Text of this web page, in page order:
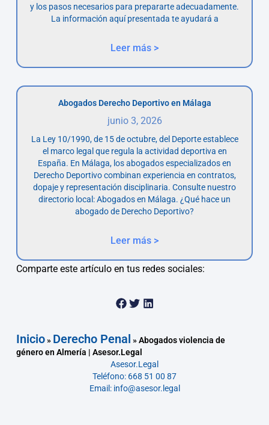
y los pasos necesarios para prepararte adecuadamente.
La información aquí presentada te ayudará a
Leer más >
Abogados Derecho Deportivo en Málaga
junio 3, 2026
La Ley 10/1990, de 15 de octubre, del Deporte establece
el marco legal que regula la actividad deportiva en
España. En Málaga, los abogados especializados en
Derecho Deportivo combinan experiencia en contratos,
dopaje y representación disciplinaria. Consulte nuestro
directorio local: Abogados en Málaga. ¿Qué hace un
abogado de Derecho Deportivo?
Leer más >
Comparte este artículo en tus redes sociales:
Inicio» Derecho Penal »Abogados violencia de
género en Almería | Asesor.Legal
Asesor.Legal
Teléfono: 668 51 00 87
Email: info@asesor.legal